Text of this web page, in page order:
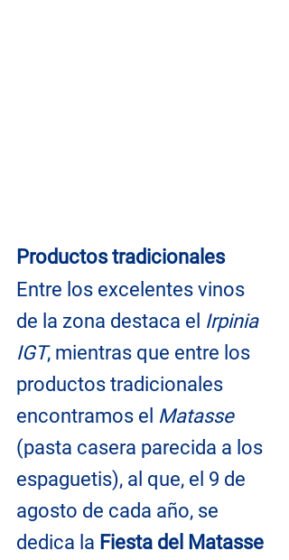
Productos tradicionales
Entre los excelentes vinos
de la zona destaca el Irpinia
IGT, mientras que entre los
productos tradicionales
encontramos el Matasse
(pasta casera parecida a los
espaguetis), al que, el 9 de
agosto de cada año, se
dedica la Fiesta del Matasse